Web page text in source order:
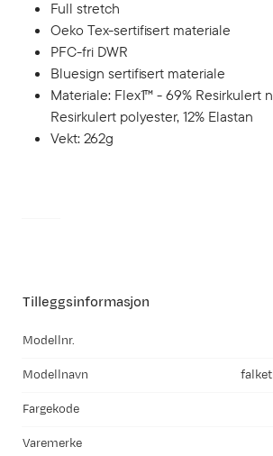
Full stretch
Oeko Tex-sertifisert materiale
PFC-fri DWR
Bluesign sertifisert materiale
Materiale: Flex1™ - 69% Resirkulert
Resirkulert polyester, 12% Elastan
Vekt: 262g
Tilleggsinformasjon
Modellnr.
Modellnavn
Fargekode
Varemerke